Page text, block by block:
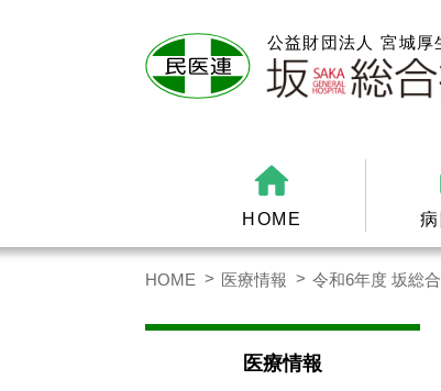
HOME
HOME 医療情報 令和6年度 坂総
医療情報